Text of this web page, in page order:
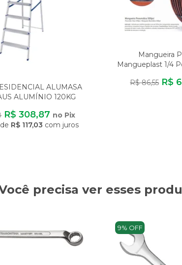
ALUMASA
ALUMÍNIO 120KG
R$ 308,87 no Pix
R$ 117,03 com juros
Mangueira
Mangueplast 1/4
R$ 86,55 R$
precisa ver esses
9% OFF